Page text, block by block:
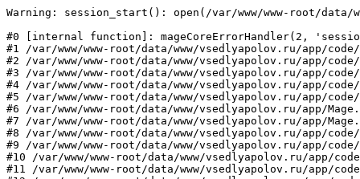
Warning: session_start(): open(/var/www/www-root/data/
#0 [internal function]: mageCoreErrorHandler(2,
#1 /var/www/www-root/data/www/vsedlyapolov.ru/app/
#2 /var/www/www-root/data/www/vsedlyapolov.ru/app/
#3 /var/www/www-root/data/www/vsedlyapolov.ru/app/
#4 /var/www/www-root/data/www/vsedlyapolov.ru/app/
#5 /var/www/www-root/data/www/vsedlyapolov.ru/app/
#6 /var/www/www-root/data/www/vsedlyapolov.ru/app/
#7 /var/www/www-root/data/www/vsedlyapolov.ru/app/
#8 /var/www/www-root/data/www/vsedlyapolov.ru/app/
#9 /var/www/www-root/data/www/vsedlyapolov.ru/app/
#10 /var/www/www-root/data/www/vsedlyapolov.ru/app/
#11 /var/www/www-root/data/www/vsedlyapolov.ru/app/